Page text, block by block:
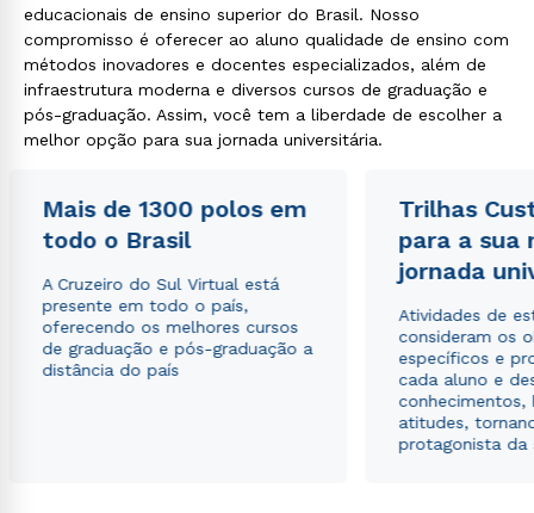
educacionais de ensino superior do Brasil. Nosso
compromisso é oferecer ao aluno qualidade de ensino com
métodos inovadores e docentes especializados, além de
infraestrutura moderna e diversos cursos de graduação e
pós-graduação. Assim, você tem a liberdade de escolher a
melhor opção para sua jornada universitária.
Mais de 1300 polos em
todo o Brasil
A Cruzeiro do Sul Virtual está
presente em todo o país,
oferecendo os melhores cursos
de graduação e pós-graduação a
distância do país
Trilhas
para a sua
jornada
Atividades de
consideram os
específicos e
cada aluno e
conhecimentos,
atitudes,
protagonista da